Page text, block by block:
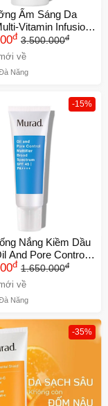
Ẩm Sáng Da
Vitamin Infusion
hãng)
đ 3.500.000đ
về
Nẵng
-15%
Nắng Kiềm Dầu
And Pore Control
hãng)
đ 1.650.000đ
về
Nẵng
-35%